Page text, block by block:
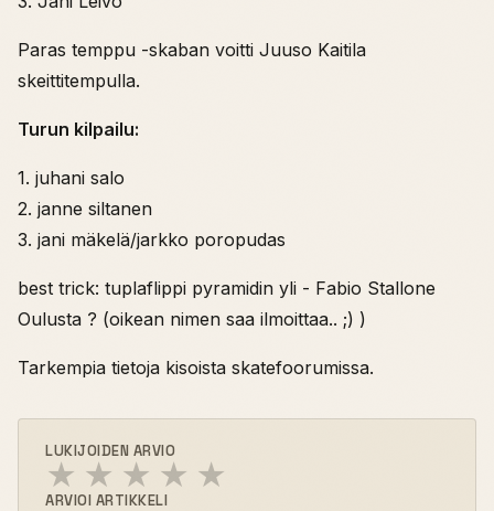
Paras temppu -skaban voitti Juuso Kaitila
skeittitempulla.
Turun kilpailu:
1. juhani salo
2. janne siltanen
3. jani mäkelä/jarkko poropudas
best trick: tuplaflippi pyramidin yli - Fabio Stallone
Oulusta ? (oikean nimen saa ilmoittaa.. ;) )
Tarkempia tietoja kisoista skatefoorumissa.
LUKIJOIDEN ARVIO
★ ★ ★ ★ ★
ARVIOI ARTIKKELI